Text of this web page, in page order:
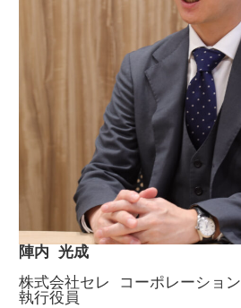
陣内 光成
株式会社セレ コーポレーション
執行役員